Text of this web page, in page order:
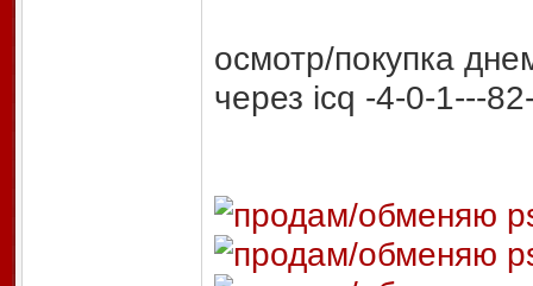
осмотр/покупка
через icq -4-0-1---